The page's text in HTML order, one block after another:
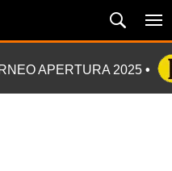
APERTURA 2025